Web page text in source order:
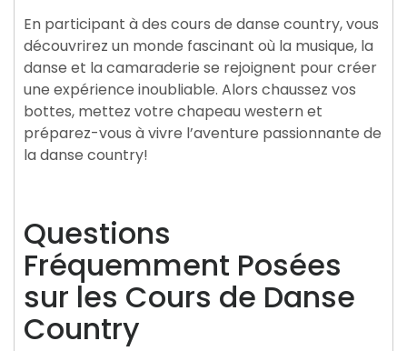
En participant à des cours de danse country, vous
découvrirez un monde fascinant où la musique, la
danse et la camaraderie se rejoignent pour créer
une expérience inoubliable. Alors chaussez vos
bottes, mettez votre chapeau western et
préparez-vous à vivre l’aventure passionnante de
la danse country!
Questions
Fréquemment Posées
sur les Cours de Danse
Country